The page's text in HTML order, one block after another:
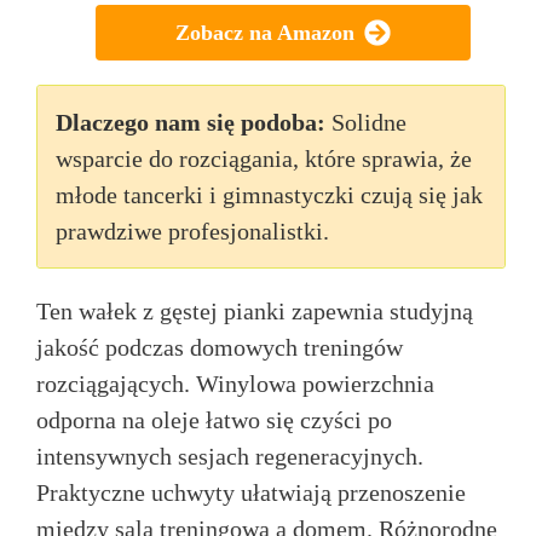
Zobacz na Amazon
Dlaczego nam się podoba: Solidne
wsparcie do rozciągania, które sprawia, że
młode tancerki i gimnastyczki czują się jak
prawdziwe profesjonalistki.
Ten wałek z gęstej pianki zapewnia studyjną
jakość podczas domowych treningów
rozciągających. Winylowa powierzchnia
odporna na oleje łatwo się czyści po
intensywnych sesjach regeneracyjnych.
Praktyczne uchwyty ułatwiają przenoszenie
między salą treningową a domem. Różnorodne